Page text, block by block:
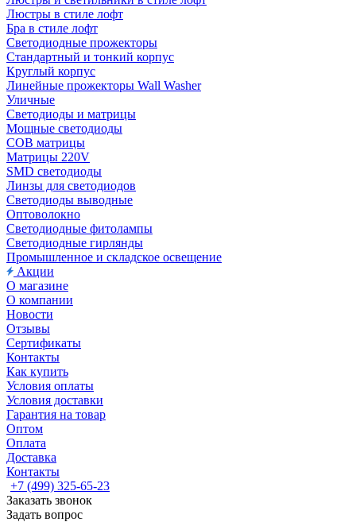
Люстры в стиле лофт
Бра в стиле лофт
Светодиодные прожекторы
Стандартный и тонкий корпус
Круглый корпус
Линейные прожекторы Wall Washer
Уличные
Светодиоды и матрицы
Мощные светодиоды
COB матрицы
Матрицы 220V
SMD светодиоды
Линзы для светодиодов
Светодиоды выводные
Оптоволокно
Светодиодные фитолампы
Светодиодные гирлянды
Промышленное и складское освещение
Акции
О магазине
О компании
Новости
Отзывы
Сертификаты
Контакты
Как купить
Условия оплаты
Условия доставки
Гарантия на товар
Оптом
Оплата
Доставка
Контакты
+7 (499) 325-65-23
Заказать звонок
Задать вопрос